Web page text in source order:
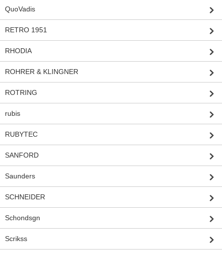
QuoVadis
RETRO 1951
RHODIA
ROHRER & KLINGNER
ROTRING
rubis
RUBYTEC
SANFORD
Saunders
SCHNEIDER
Schondsgn
Scrikss